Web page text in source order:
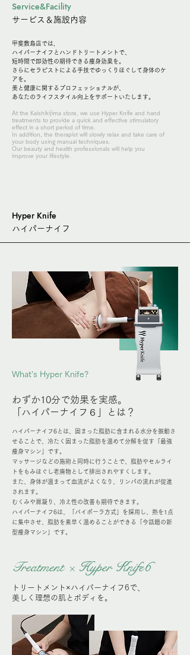
Service&Facility
サービス＆施設内容
甲斐敷島店では,
ハイパーナイフとハンドトリートメントで、
短時間で即効性の期待できる痩身効果を。
さらにセラピストによる手技でゆっくりほぐして身体のケ
アを。
美と健康に関するプロフェッショナルが、
あなたのライフスタイル向上をサポートいたします。
At the Kaishikijima store, we use Hyper Knife and hand
treatments to provide a quick and effective stimulatory
effect in a short period of time.
In addition, the therapist will slowly relax and take care of
your body using manual techniques.
Our beauty and health professionals will help you
improve your lifestyle.
Hyper Knife
ハイパーナイフ
What's Hyper Knife?
わずか10分で効果を実感。
「ハイパーナイフ６」とは？
ハイパーナイフ6とは、固まった脂肪に含まれる水分を振動さ
せることで、冷たく固まった脂肪を温めて分解を促す「最強
痩身マシン」です。
マッサージなどの施術と同時に行うことで、脂肪やセルライ
トをもみほぐし老廃物として排出されやすくします。
また、身体が温まって血流がよくなり、リンパの流れが促進
されます。
むくみや肩凝り、冷え性の改善も期待できます。
ハイパーナイフ6は、「バイポーラ方式」を採用し、熱を1点
に集中させ、脂肪を素早く温めることができる「今話題の新
型痩身マシン」です。
Treatment × Hyper Knife6
​トリートメント×ハイパーナイフ6で、
美しく理想の肌とボディを。